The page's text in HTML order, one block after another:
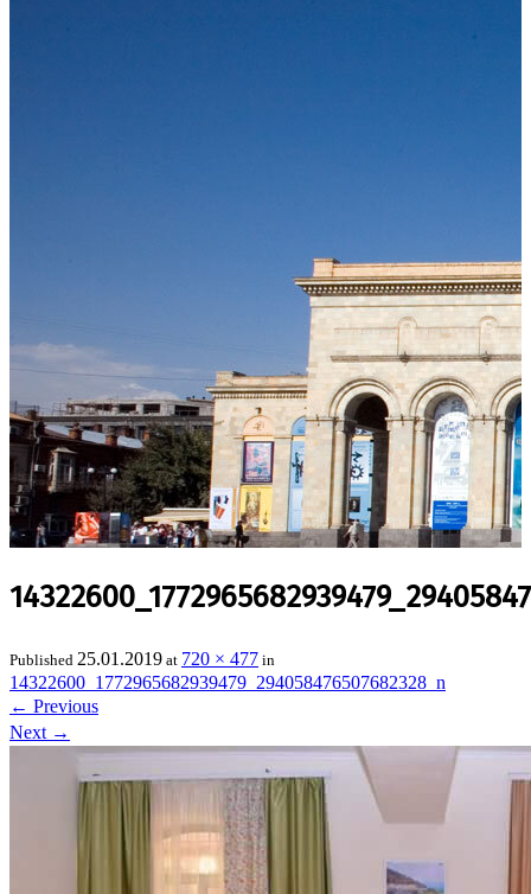
Published 25.01.2019 at 720 × 477 in
14322600_1772965682939479_294058476507682328_n
← Previous
Next →